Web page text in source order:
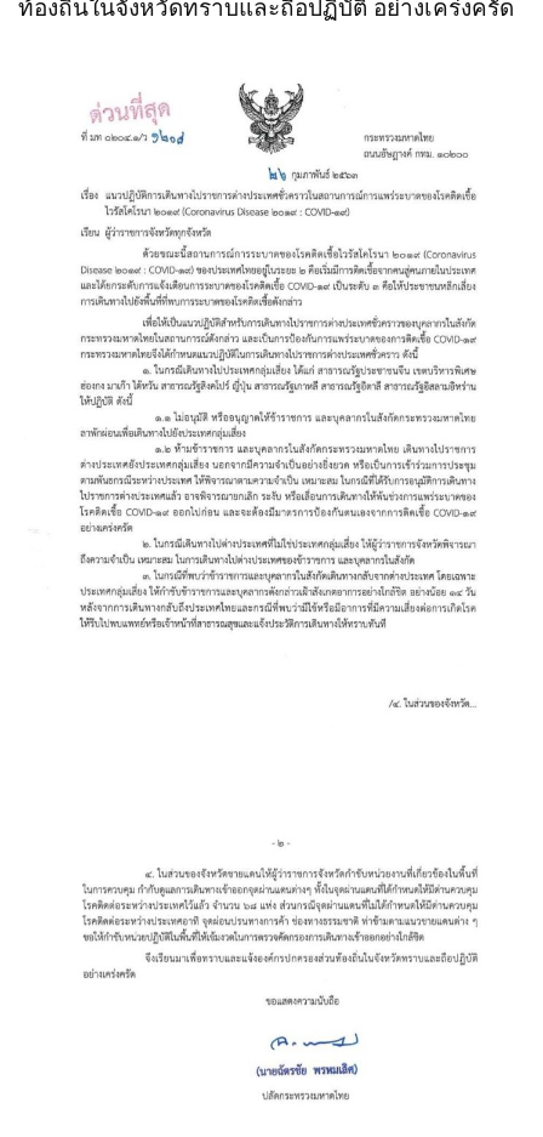
ท้องถิ่นในจังหวัดทราบและถือปฏิบัติ อย่างเคร่งครัด